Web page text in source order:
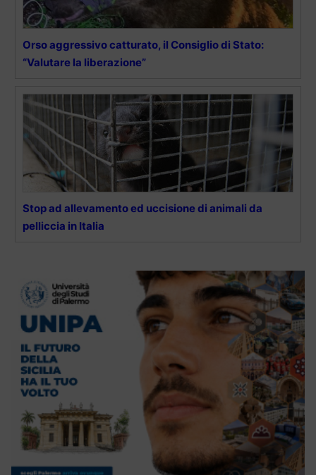
Orso aggressivo catturato, il Consiglio di Stato:
“Valutare la liberazione”
Stop ad allevamento ed uccisione di animali da
pelliccia in Italia